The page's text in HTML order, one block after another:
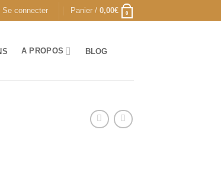
Se connecter Panier / 0,00€ 0
A PROPOS BLOG